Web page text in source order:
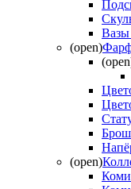
(open)
(open)